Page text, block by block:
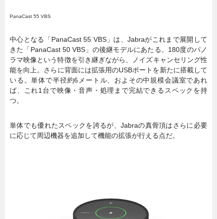
PanaCast 55 VBS
中心となる「PanaCast 55 VBS」は、Jabraがこれまで展開して
きた「PanaCast 50 VBS」の後継モデルにあたる。180度のパノ
ラマ映像という特徴を引き継ぎながら、ノイズキャンセリング性
能を向上。さらに背面には拡張用のUSBポートを新たに搭載して
いる。単体で半径約6メートル、およその中規模会議室であれ
ば、これ1台で映像・音声・処理まで完結できるスペックを持
つ。
単体でも優れたスペックを誇るが、Jabraの真骨頂はさらに必要
に応じて周辺機器を追加して機能の拡張が行える点だ。